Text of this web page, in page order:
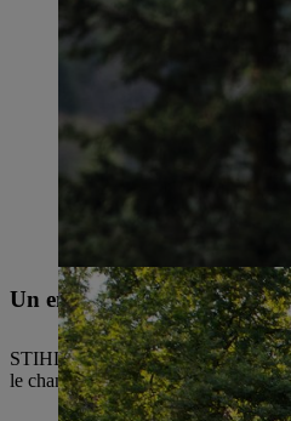
Un engagement social
STIHL encourage l’engagement
le champ thématique de